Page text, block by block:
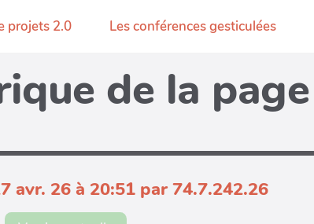
projets 2.0 Les conférences gesticulées
de la page
avr. 26 à 20:51 par 74.7.242.26